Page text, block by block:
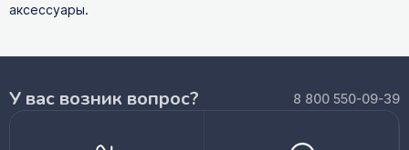
аксессуары.
У вас возник вопрос? 8 800 550-09-39